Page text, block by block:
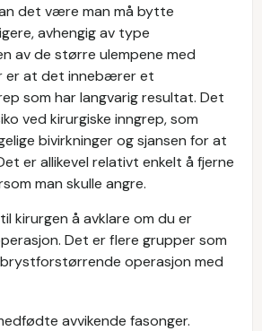
det være man må bytte
avhengig av type
av de større ulempene med
er at det innebærer et
som har langvarig resultat. Det
ved kirurgiske inngrep, som
bivirkninger og sjansen for at
er allikevel relativt enkelt å fjerne
man skulle angre.
kirurgen å avklare om du er
Det er flere grupper som
operasjon med
avvikende fasonger.